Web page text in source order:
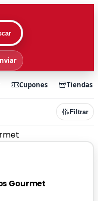
Cupones Tiendas
Filtrar
Gourmet